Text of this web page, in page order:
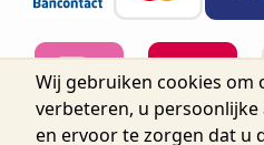
Wij gebruiken cookies om
verbeteren, u persoonlijke
en ervoor te zorgen dat u